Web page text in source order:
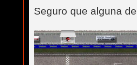
Seguro que alguna